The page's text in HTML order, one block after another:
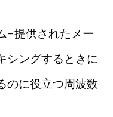
-提供されたメー
シングするときに
のに役立つ周波数